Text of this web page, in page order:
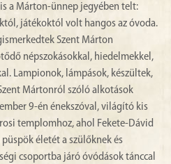
a Márton-ünnep jegyében telt:
játékoktól volt hangos az óvoda.
Szent Márton
népszokásokkal, hiedelmekkel,
Lampionok, lámpások, készültek,
Mártonról szóló alkotások
9-én énekszóval, világító kis
templomhoz, ahol Fekete-Dávid
életét a szülőknek és
csoportba járó óvódások tánccal